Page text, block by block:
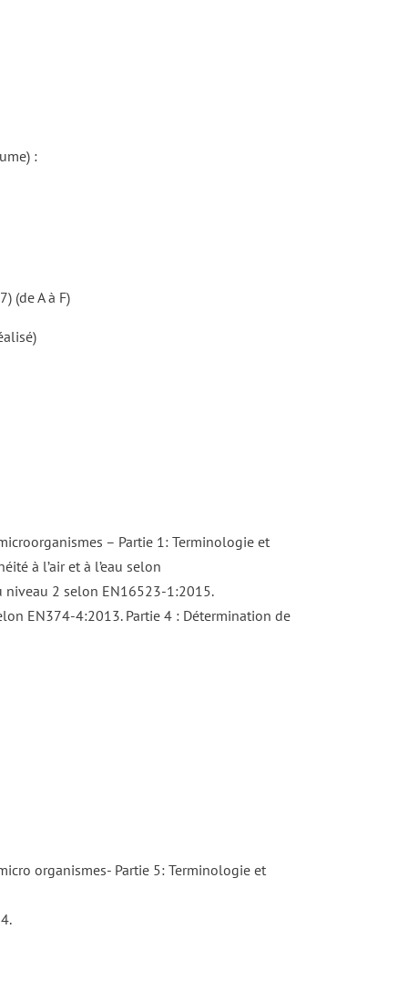
:
(de A à F)
– Partie 1: Terminologie et
à l’air et à l’eau selon
niveau 2 selon EN16523-1:2015.
EN374-4:2013. Partie 4 : Détermination de
organismes- Partie 5: Terminologie et